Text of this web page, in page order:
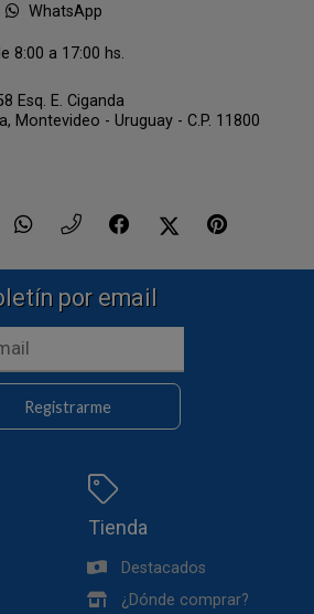
WhatsApp
8:00 a 17:00 hs.
Esq. E. Ciganda
Montevideo - Uruguay - C.P. 11800
por email
Registrarme
Tienda
Destacados
¿Dónde comprar?